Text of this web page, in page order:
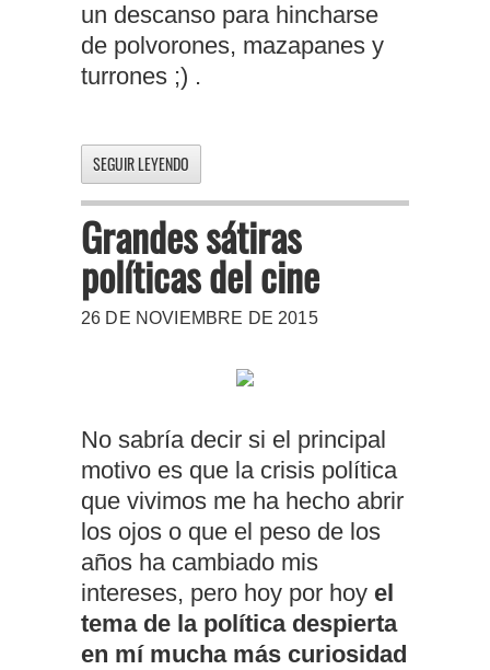
un descanso para hincharse
de polvorones, mazapanes y
turrones ;) .
SEGUIR LEYENDO
Grandes sátiras
políticas del cine
26 DE NOVIEMBRE DE 2015
No sabría decir si el principal
motivo es que la crisis política
que vivimos me ha hecho abrir
los ojos o que el peso de los
años ha cambiado mis
intereses, pero hoy por hoy el
tema de la política despierta
en mí mucha más curiosidad